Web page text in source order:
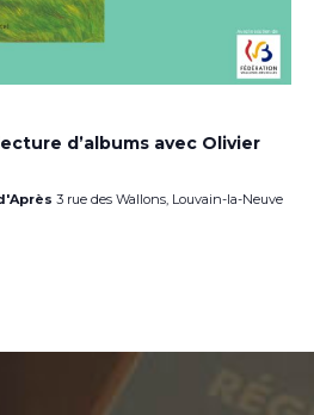
d’albums avec Olivier
3 rue des Wallons, Louvain-la-Neuve